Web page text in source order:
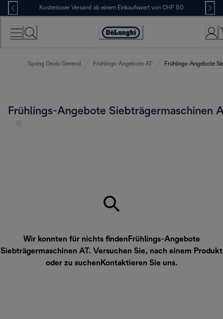
Skip
to
Content
Kostenloser Versand ab einem Einkaufswert von CHF 50
Erklärung
Zugänglichkeit
Spring Deals General Frühlings-Angebote AT Frühlings-Angebote
Frühlings-Angebote Siebträgermaschinen
Wir konnten für nichts findenFrühlings-Angebote
Siebträgermaschinen AT. Versuchen Sie, nach einem Produkt
oder zu suchen Kontaktieren Sie uns.